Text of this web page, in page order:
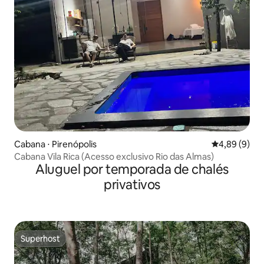
Cabana ⋅ Pirenópolis 4,89 de uma
4,89 (9)
Cabana Vila Rica (Acesso exclusivo Rio das Almas)
Aluguel por temporada de chalés
privativos
Superhost
Superhost